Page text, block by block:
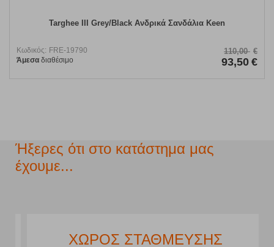
Targhee III Grey/Black Ανδρικά Σανδάλια Keen
Κωδικός: FRE-19790
Άμεσα διαθέσιμο
110,00 €
93,50 €
Ήξερες ότι στο κατάστημα μας
έχουμε...
ΧΩΡΟΣ ΣΤΑΘΜΕΥΣΗΣ